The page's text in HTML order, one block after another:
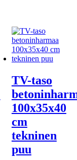
TV-taso
100x35x40
cm
tekninen
puu